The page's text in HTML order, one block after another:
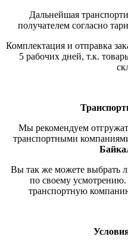
Дальнейшая
получателем согласно
Комплектация и отправка
5 рабочих дней, т.к.
Мы рекомендуем
транспортными
Вы так же можете выбрать
по своему усмотрению.
транспортную